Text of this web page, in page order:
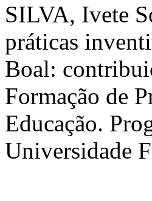
SILVA, Ivete
práticas
Boal:
Formação de
Educação.
Universidade